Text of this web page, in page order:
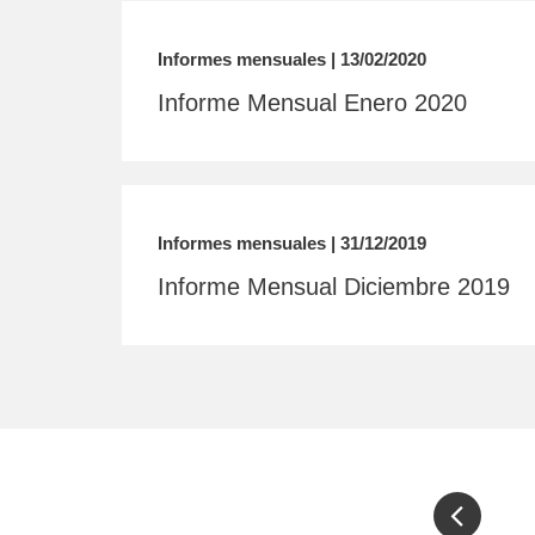
Informes mensuales | 13/02/2020
Informe Mensual Enero 2020
Informes mensuales | 31/12/2019
Informe Mensual Diciembre 2019